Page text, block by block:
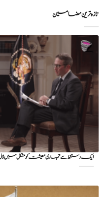
تازہ ترین مضامین
ایک دستخط سے تمہاری معیشت کو مشکل میں ڈال